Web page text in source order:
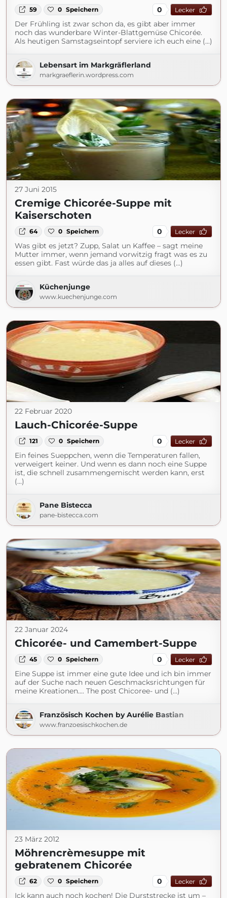
59 0 Speichern 0 Lecker
Der Frühling ist zwar schon da, es gibt aber immer
noch das wunderbare Winter-Blattgemüse Chicorée.
Als heutigen Samstagseintopf serviere ich euch eine (...)
Lebensart im Markgräflerland
markgraeflerin.wordpress.com
27 Juni 2015
Cremige Chicorée-Suppe mit
Kaiserschoten
64 0 Speichern 0 Lecker
Was gibt es jetzt? Zupp, Salat un Kaffee – sagt meine
Mutter immer, wenn jemand vorwitzig fragt was es zu
essen gibt. Fast würde das ja alles auf dieses (...)
Küchenjunge
www.kuechenjunge.com
22 Februar 2020
Lauch-Chicorée-Suppe
121 0 Speichern 0 Lecker
Ein feines Sueppchen, wenn die Temperaturen fallen,
verweigert keiner. Und wenn es dann noch eine Suppe
ist, die schnell zusammengemischt werden kann, erst
(...)
Pane Bistecca
pane-bistecca.com
22 Januar 2024
Chicorée- und Camembert-Suppe
45 0 Speichern 0 Lecker
Eine Suppe ist immer eine gute Idee und ich bin immer
auf der Suche nach neuen Geschmacksrichtungen für
meine Kreationen.... The post Chicoree- und (...)
Französisch Kochen by Aurélie Bastian
www.franzoesischkochen.de
23 März 2012
Möhrencrèmesuppe mit
gebratenem Chicorée
62 0 Speichern 0 Lecker
Ick kann auch noch kochen! Die Durststrecke ist um –